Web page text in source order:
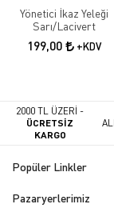
Yönetici İkaz Yeleği
Sarı/Lacivert
199,00 +KDV
2000 TL ÜZERİ -
ÜCRETSİZ
KARGO
Popüler Linkler
Pazaryerlerimiz